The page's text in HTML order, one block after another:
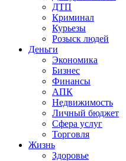
ДТП
Криминал
Курьезы
Розыск людей
Деньги
Экономика
Бизнес
Финансы
АПК
Недвижимость
Личный бюджет
Сфера услуг
Торговля
Жизнь
Здоровье